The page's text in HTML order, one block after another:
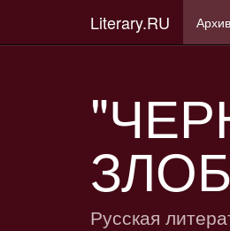
Literary.RU
Русская